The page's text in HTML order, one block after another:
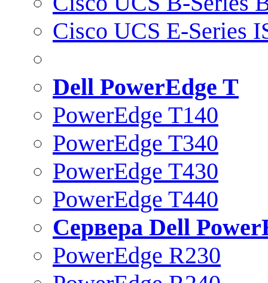
Cisco UCS E-Series
Dell PowerEdge T
PowerEdge T140
PowerEdge T340
PowerEdge T430
PowerEdge T440
Сервера Dell
PowerEdge R230